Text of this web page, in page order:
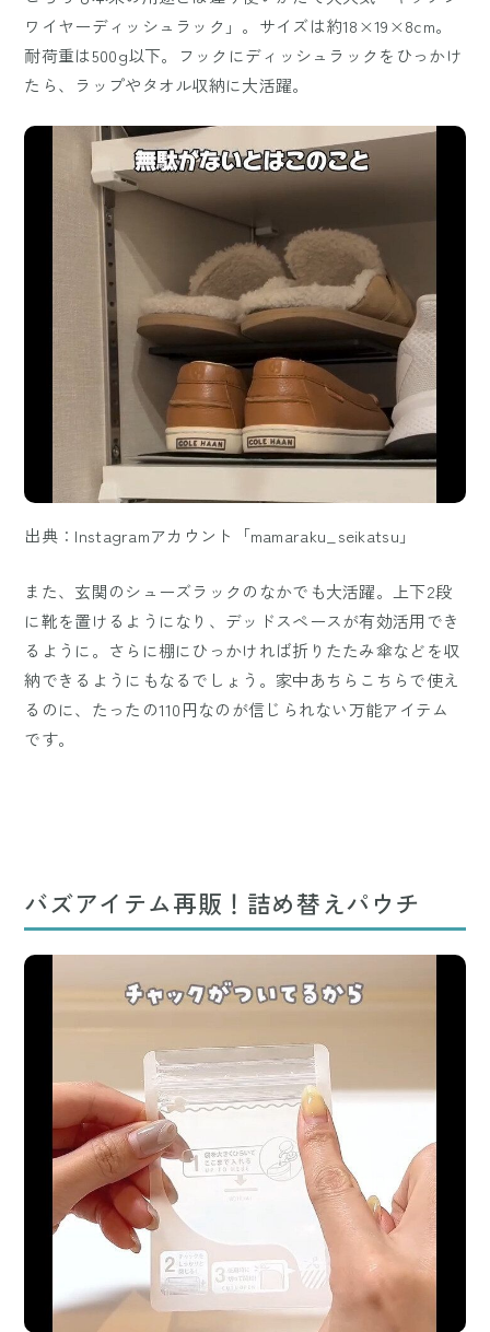
ワイヤーディッシュラック」。サイズは約18×19×8cm。
耐荷重は500g以下。フックにディッシュラックをひっかけ
たら、ラップやタオル収納に大活躍。
出典：Instagramアカウント「mamaraku_seikatsu」
また、玄関のシューズラックのなかでも大活躍。上下2段
に靴を置けるようになり、デッドスペースが有効活用でき
るように。さらに棚にひっかければ折りたたみ傘などを収
納できるようにもなるでしょう。家中あちらこちらで使え
るのに、たったの110円なのが信じられない万能アイテム
です。
バズアイテム再販！詰め替えパウチ